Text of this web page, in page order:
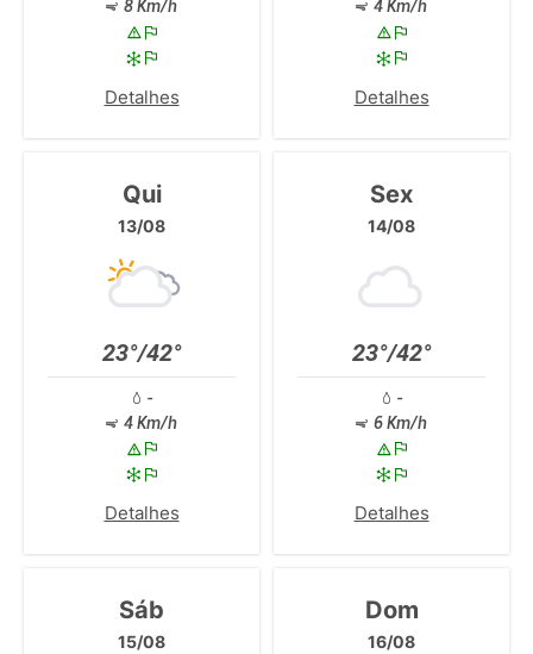
8 Km/h
Detalhes
4 Km/h
Detalhes
Qui
13/08
23°/42°
-
4 Km/h
Detalhes
Sex
14/08
23°/42°
-
6 Km/h
Detalhes
Sáb
15/08
Dom
16/08